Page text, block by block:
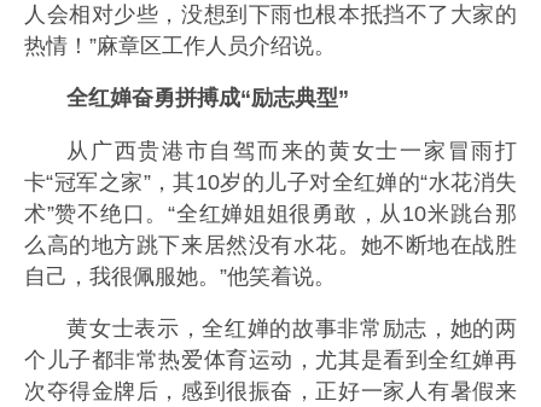
人会相对少些，没想到下雨也根本抵挡不了大家的
热情！”麻章区工作人员介绍说。
全红婵奋勇拼搏成“励志典型”
从广西贵港市自驾而来的黄女士一家冒雨打
卡“冠军之家”，其10岁的儿子对全红婵的“水花消失
术”赞不绝口。“全红婵姐姐很勇敢，从10米跳台那
么高的地方跳下来居然没有水花。她不断地在战胜
自己，我很佩服她。”他笑着说。
黄女士表示，全红婵的故事非常励志，她的两
个儿子都非常热爱体育运动，尤其是看到全红婵再
次夺得金牌后，感到很振奋，正好一家人有暑假来